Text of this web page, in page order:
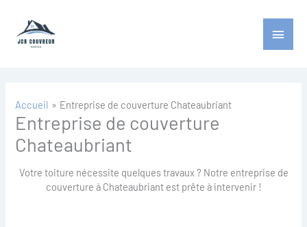
contenu
Menu
Accueil Entreprise de couverture Chateaubriant
Entreprise de couverture
Chateaubriant
Votre toiture nécessite quelques travaux ? Notre entreprise de
couverture à Chateaubriant est prête à intervenir !